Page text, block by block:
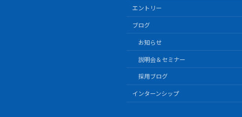
エントリー
ブログ
お知らせ
説明会＆セミナー
採用ブログ
インターンシップ